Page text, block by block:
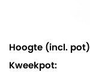
Hoogte (incl. pot)
Kweekpot